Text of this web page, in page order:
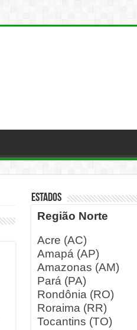
ESTADOS
Região Norte
Acre (AC)
Amapá (AP)
Amazonas (AM)
Pará (PA)
Rondônia (RO)
Roraima (RR)
Tocantins (TO)